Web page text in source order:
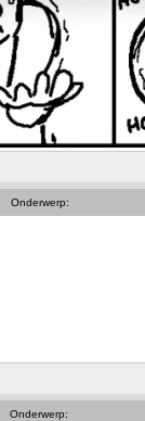
Onderwerp:
Onderwerp: